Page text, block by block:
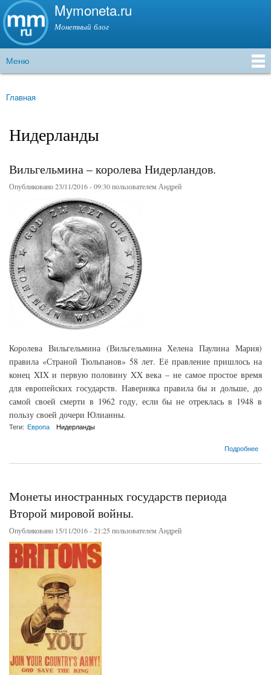
Перейти к
содержанию
Mymoneta.ru
Монетный блог
Главное меню
Меню
Вы здесь
Главная
Нидерланды
Вильгельмина – королева Нидерландов.
Опубликовано 23/11/2016 - 09:30 пользователем Андрей
Королева Вильгельмина (Вильгельмина Хелена Паулина Мария)
правила «Страной Тюльпанов» 58 лет. Её правление пришлось на
конец XIX и первую половину XX века – не самое простое время
для европейских государств. Наверняка правила бы и дольше, до
самой своей смерти в 1962 году, если бы не отреклась в 1948 в
пользу своей дочери Юлианны.
Теги: Европа Нидерланды
Подробнее
Монеты иностранных государств периода
Второй мировой войны.
Опубликовано 15/11/2016 - 21:25 пользователем Андрей